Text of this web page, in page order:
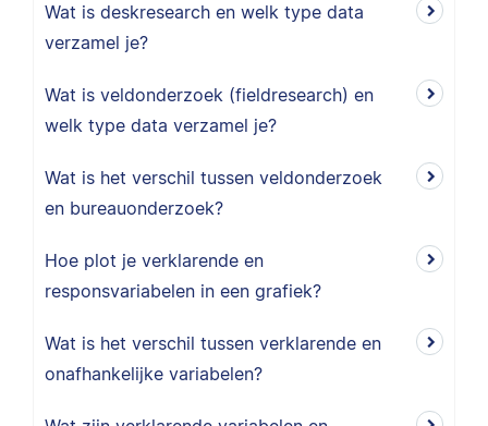
Wat is deskresearch en welk type data
verzamel je?
Wat is veldonderzoek (fieldresearch) en
welk type data verzamel je?
Wat is het verschil tussen veldonderzoek
en bureauonderzoek?
Hoe plot je verklarende en
responsvariabelen in een grafiek?
Wat is het verschil tussen verklarende en
onafhankelijke variabelen?